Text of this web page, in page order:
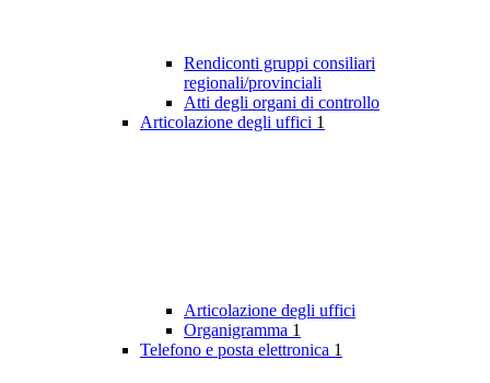
Rendiconti gruppi consiliari
regionali/provinciali
Atti degli organi di controllo
Articolazione degli uffici 1
Articolazione degli uffici
Organigramma 1
Telefono e posta elettronica 1